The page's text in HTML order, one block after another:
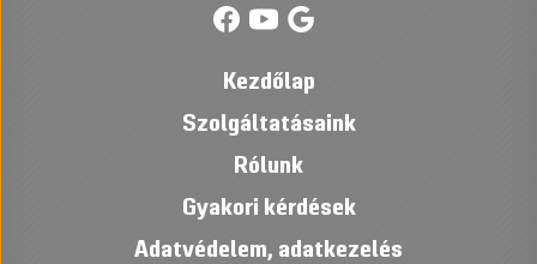
Kezdőlap
Szolgáltatásaink
Rólunk
Gyakori kérdések
Adatvédelem, adatkezelés